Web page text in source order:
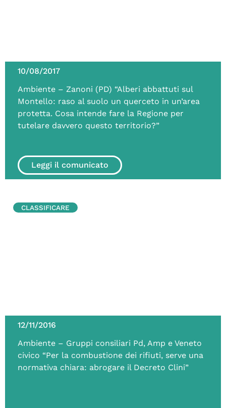
10/08/2017
Ambiente – Zanoni (PD) “Alberi abbattuti sul
Montello: raso al suolo un querceto in un’area
protetta. Cosa intende fare la Regione per
tutelare davvero questo territorio?”
Leggi il comunicato
12/11/2016
Ambiente – Gruppi consiliari Pd, Amp e Veneto
civico “Per la combustione dei rifiuti, serve una
normativa chiara: abrogare il Decreto Clini”
CLASSIFICARE